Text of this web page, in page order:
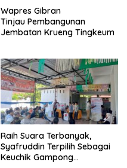
Wapres Gibran
Tinjau Pembangunan
Jembatan Krueng Tingkeum
Raih Suara Terbanyak,
Syafruddin Terpilih Sebagai
Keuchik Gampong